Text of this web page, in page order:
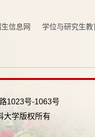
信息网 学位与研究生教
1023号-1063号
大学版权所有